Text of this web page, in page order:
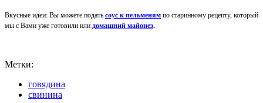
Вкусные идеи: Вы можете подать соус к пельменям по старинному рецепту, который
мы с Вами уже готовили или домашний майонез.
Метки:
говядина
свинина